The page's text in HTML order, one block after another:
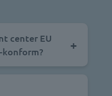
center EU
konform?